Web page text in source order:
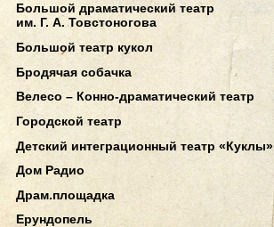
Большой драматический театр
им. Г. А. Товстоногова
Большой театр кукол
Бродячая собачка
Велесо – Конно-драматический театр
Городской театр
Детский интеграционный театр «Куклы»
Дом Радио
Драм.площадка
Ерундопель